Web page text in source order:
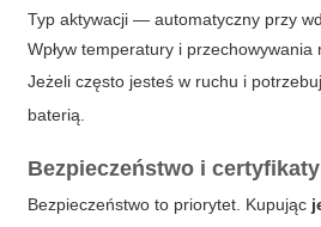
Typ aktywacji — automatyczny przy
Wpływ temperatury i przechowywania
Jeżeli często jesteś w ruchu i
baterią.
Bezpieczeństwo i certyfikaty
Bezpieczeństwo to priorytet. Kupując